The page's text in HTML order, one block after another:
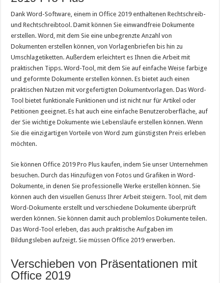
Dank Word-Software, einem in Office 2019 enthaltenen Rechtschreib-
und Rechtschreibtool. Damit können Sie einwandfreie Dokumente
erstellen. Word, mit dem Sie eine unbegrenzte Anzahl von
Dokumenten erstellen können, von Vorlagenbriefen bis hin zu
Umschlagetiketten. Außerdem erleichtert es Ihnen die Arbeit mit
praktischen Tipps. Word-Tool, mit dem Sie auf einfache Weise farbige
und geformte Dokumente erstellen können. Es bietet auch einen
praktischen Nutzen mit vorgefertigten Dokumentvorlagen. Das Word-
Tool bietet funktionale Funktionen und ist nicht nur für Artikel oder
Petitionen geeignet. Es hat auch eine einfache Benutzeroberfläche, auf
der Sie wichtige Dokumente wie Lebensläufe erstellen können. Wenn
Sie die einzigartigen Vorteile von Word zum günstigsten Preis erleben
möchten.
Sie können Office 2019 Pro Plus kaufen, indem Sie unser Unternehmen
besuchen. Durch das Hinzufügen von Fotos und Grafiken in Word-
Dokumente, in denen Sie professionelle Werke erstellen können. Sie
können auch den visuellen Genuss Ihrer Arbeit steigern. Tool, mit dem
Word-Dokumente erstellt und verschiedene Dokumente überprüft
werden können. Sie können damit auch problemlos Dokumente teilen.
Das Word-Tool erleben, das auch praktische Aufgaben im
Bildungsleben aufzeigt. Sie müssen Office 2019 erwerben.
Verschieben von Präsentationen mit
Office 2019